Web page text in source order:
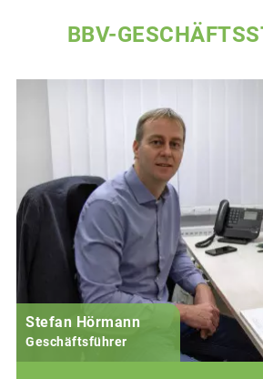
BBV-
Stefan Hörmann
Geschäftsführer